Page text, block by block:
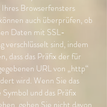
Browserfensters
auch überprüfen, ob
Daten mit SSL-
verschlüsselt sind, indem
dass das Präfix der für
URL von „http“
wird. Wenn Sie das
und das Präfix
gehen Sie nicht davon